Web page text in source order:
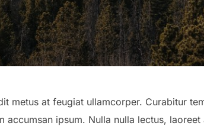
metus at feugiat ullamcorper. Curabitur
ipsum. Nulla nulla lectus,